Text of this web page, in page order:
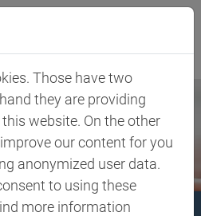
springen
Those have two
they are providing
website. On the other
our content for you
anonymized user data.
to using these
more information